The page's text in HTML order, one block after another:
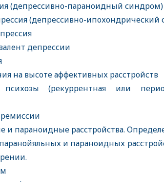
(депрессивно-параноидный синдром)
(депрессивно-ипохондрический
депрессии
на высоте аффективных расстройств
(рекуррентная или
и параноидные расстройства.
и параноидных